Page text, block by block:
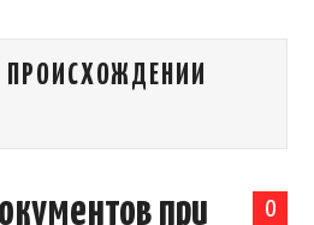
КИТАЕ
0
при